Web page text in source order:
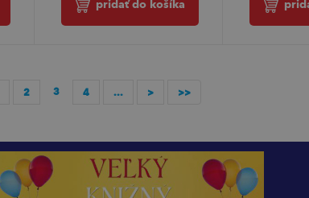
pridať do košíka
2 3 4 ... > >>